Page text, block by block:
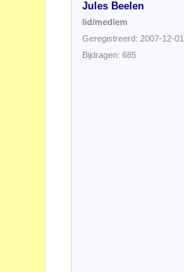
Jules Beelen
lid/medlem
Geregistreerd: 2007-12-01
Bijdragen: 685